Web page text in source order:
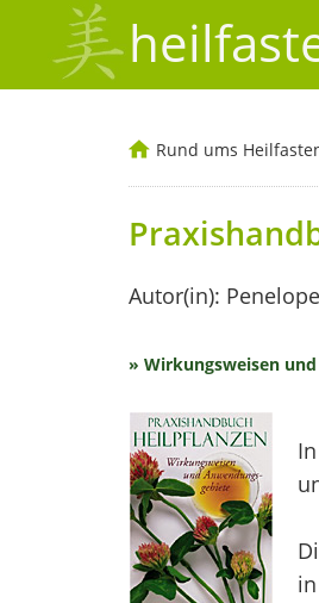
Rund ums
Autor(in):
» Wirkungsweisen